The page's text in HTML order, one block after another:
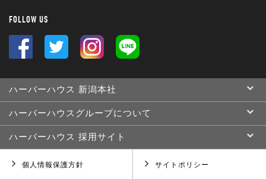
FOLLOW US
ハーバーハウス 新潟本社
ハーバーハウスグループについて
ハーバーハウス 採用サイト
個人情報保護方針 サイトポリシー